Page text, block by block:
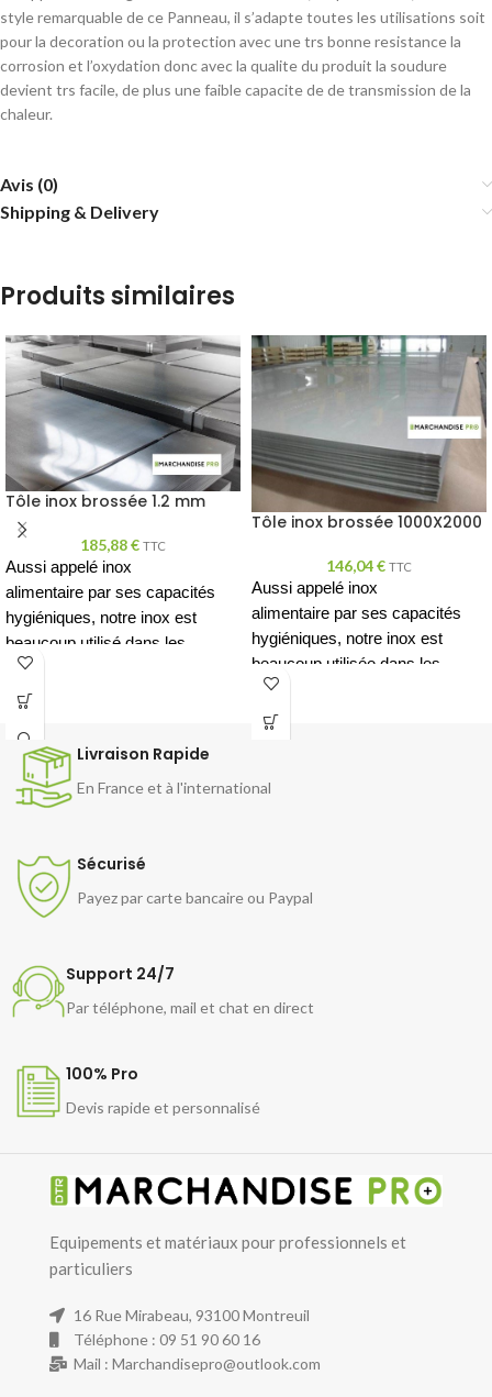
style remarquable de ce Panneau, il s’adapte toutes les utilisations soit
pour la decoration ou la protection avec une trs bonne resistance la
corrosion et l’oxydation donc avec la qualite du produit la soudure
devient trs facile, de plus une faible capacite de de transmission de la
chaleur.
Avis (0)
Shipping & Delivery
Produits similaires
Tôle inox brossée 1.2 mm
185,88€ TTC
Aussi appelé inox
alimentaire par ses capacités
hygiéniques, notre inox est
beaucoup utilisé dans les
métiers de bouche comme
lesrestaurants, les boucheries.
qu'aux sols et aux meubles
Tôle inox brossée 1000X2000
146,04€ TTC
Aussi appelé inox
alimentaire par ses capacités
hygiéniques, notre inox est
beaucoup utilisée dans les
métiers de bouche comme
lesrestaurants, les boucheries
meubles
Livraison Rapide
En France et à l'international
Sécurisé
Payez par carte bancaire ou Paypal
Support 24/7
Par téléphone, mail et chat en direct
100% Pro
Devis rapide et personnalisé
Equipements et matériaux pour professionnels et
particuliers
16 Rue Mirabeau, 93100 Montreuil
Téléphone : 09 51 90 60 16
Mail : Marchandisepro@outlook.com